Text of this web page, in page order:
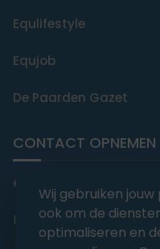
Equlifestyle
Equjob
De Paarden Gazet
CONTACT OPNEMEN
editorial@equmedia.be
Langendamdreef 22
Wij gebruiken
ook om de
optimaliseren en